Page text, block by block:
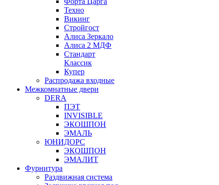
Техно
Викинг
Стройгост
Алиса Зеркало
Алиса 2 МДФ
Стандарт
Классик
Купер
Распродажа входные
Межкомнатные двери
DERA
ПЭТ
INVISIBLE
ЭКОШПОН
ЭМАЛЬ
ЮНИДОРС
ЭКОШПОН
ЭМАЛИТ
Фурнитура
Раздвижная система